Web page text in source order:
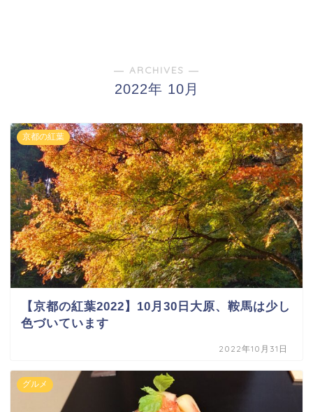
― ARCHIVES ―
2022年 10月
京都の紅葉
【京都の紅葉2022】10月30日大原、鞍馬は少し
色づいています
2022年10月31日
グルメ